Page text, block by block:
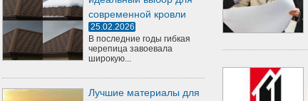
современной кровли
25.02.2026
В последние годы гибкая
черепица завоевала
широкую...
Лучшие материалы для